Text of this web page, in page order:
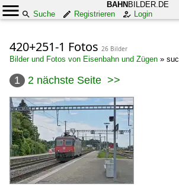
BAHN BILDER.DE
Suche
Registrieren Login
420+251-1 Fotos 26 Bilder
Bilder und Fotos von Eisenbahn und Zügen »
1 2 nächste Seite >>